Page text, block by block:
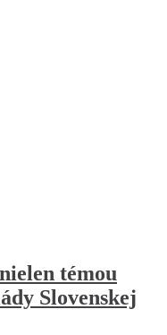
témou
Slovenskej